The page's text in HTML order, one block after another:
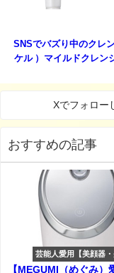
SNSでバズり中のクレ
ケル ）マイルドクレン
Xでフォロー
おすすめの記事
芸能人愛用【美顔器・
【MEGUMI（めぐみ）